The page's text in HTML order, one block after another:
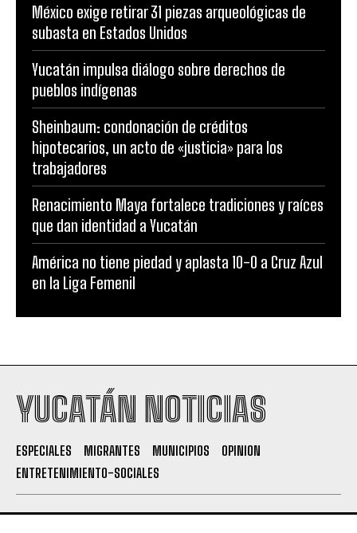
México exige retirar 31 piezas arqueológicas de
subasta en Estados Unidos
Yucatán impulsa diálogo sobre derechos de
pueblos indígenas
Sheinbaum: condonación de créditos
hipotecarios, un acto de «justicia» para los
trabajadores
Renacimiento Maya fortalece tradiciones y raíces
que dan identidad a Yucatán
América no tiene piedad y aplasta 10-0 a Cruz Azul
en la Liga Femenil
YUCATÁN NOTICIAS
ESPECIALES MIGRANTES MUNICIPIOS
OPINION
ENTRETENIMIENTO-SOCIALES